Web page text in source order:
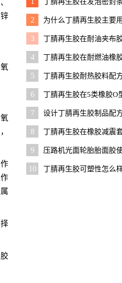
丁腈再生胶在发泡密封
2
为什么丁腈再生胶主要
油橡胶制品？
3
丁腈再生胶在耐油夹布
技巧
4
丁腈再生胶在耐燃油橡
用技巧
5 丁腈再生胶耐热胶料配
6 丁腈再生胶在5类橡胶O
7
设计丁腈再生胶制品配
几个问题
8 丁腈再生胶在橡胶减震
9
压路机光面轮胎胎面胶
胶的优势与技巧
10 丁腈再生胶可塑性怎么样